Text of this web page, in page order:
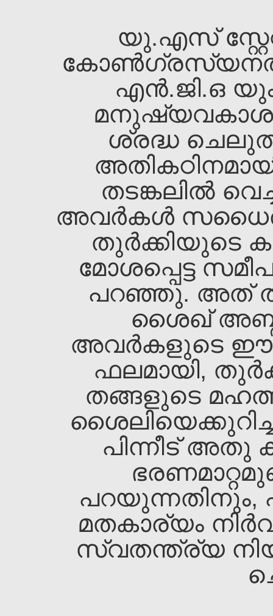
യു.എസ്‌
എന്‍.ജി.ഒ
മനുഷ്യവകാശ
ശ്രദ്ധ
തടങ്കലില്‍
അവര്‍കള്‍
തുര്‍ക്കിയുടെ
മോശപ്പെട്ട
പറഞ്ഞു. അത്‌
ശൈഖ്‌
അവര്‍കളുടെ ഈ
ഫലമായി,
തങ്ങളുടെ
പിന്നീട്‌ അതു
പറയുന്നതിനും,
മതകാര്യം
സ്വതന്ത്ര്യ